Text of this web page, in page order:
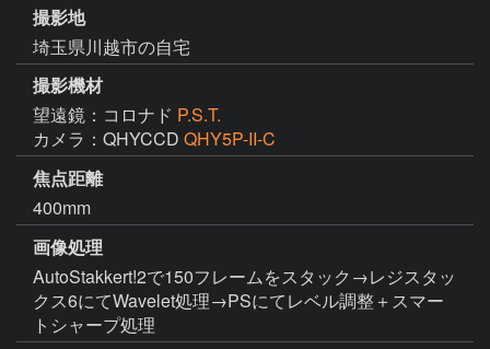
撮影地
埼玉県川越市の自宅
撮影機材
望遠鏡：コロナド P.S.T.
カメラ：QHYCCD QHY5P-II-C
焦点距離
400mm
画像処理
AutoStakkert!2で150フレームをスタック→レジスタッ
クス6にてWavelet処理→PSにてレベル調整＋スマー
トシャープ処理